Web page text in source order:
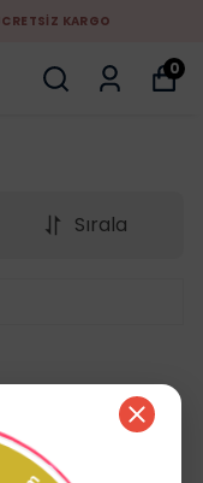
KARGO
0
Sırala